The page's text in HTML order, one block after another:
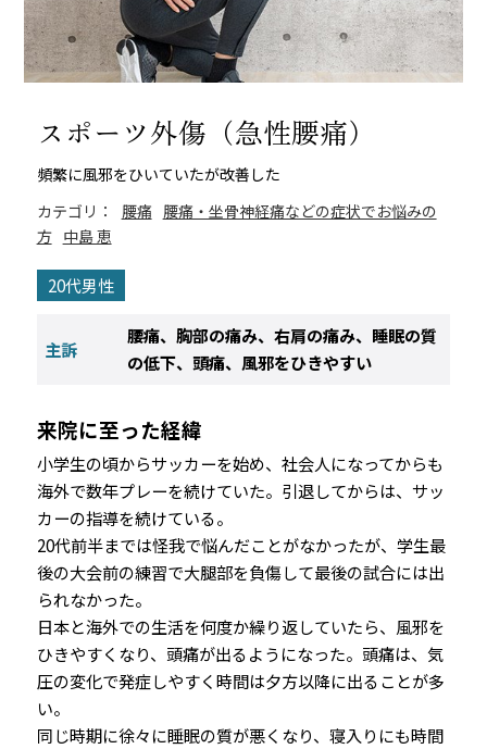
スポーツ外傷（急性腰痛）
頻繁に風邪をひいていたが改善した
カテゴリ：
腰痛 腰痛・坐骨神経痛などの症状でお悩みの
方 中島 恵
20代男性
主訴
腰痛、胸部の痛み、右肩の痛み、睡眠の質
の低下、頭痛、風邪をひきやすい
来院に至った経緯
小学生の頃からサッカーを始め、社会人になってからも
海外で数年プレーを続けていた。引退してからは、サッ
カーの指導を続けている。
20代前半までは怪我で悩んだことがなかったが、学生最
後の大会前の練習で大腿部を負傷して最後の試合には出
られなかった。
日本と海外での生活を何度か繰り返していたら、風邪を
ひきやすくなり、頭痛が出るようになった。頭痛は、気
圧の変化で発症しやすく時間は夕方以降に出ることが多
い。
同じ時期に徐々に睡眠の質が悪くなり、寝入りにも時間